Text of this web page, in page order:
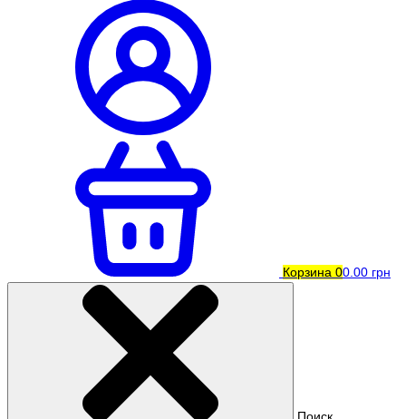
Корзина 00.00 грн